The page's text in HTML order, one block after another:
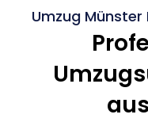
Umzug